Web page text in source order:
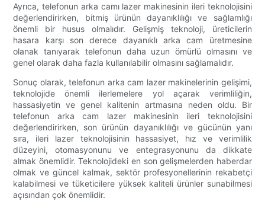
Ayrıca, telefonun arka camı lazer makinesinin ileri teknolojisini
değerlendirirken, bitmiş ürünün dayanıklılığı ve sağlamlığı
önemli bir husus olmalıdır. Gelişmiş teknoloji, üreticilerin
hasara karşı son derece dayanıklı arka cam üretmesine
olanak tanıyarak telefonun daha uzun ömürlü olmasını ve
genel olarak daha fazla kullanılabilir olmasını sağlamalıdır.
Sonuç olarak, telefonun arka cam lazer makinelerinin gelişimi,
teknolojide önemli ilerlemelere yol açarak verimliliğin,
hassasiyetin ve genel kalitenin artmasına neden oldu. Bir
telefonun arka cam lazer makinesinin ileri teknolojisini
değerlendirirken, son ürünün dayanıklılığı ve gücünün yanı
sıra, ileri lazer teknolojisinin hassasiyet, hız ve verimlilik
düzeyini, otomasyonunu ve entegrasyonunu da dikkate
almak önemlidir. Teknolojideki en son gelişmelerden haberdar
olmak ve güncel kalmak, sektör profesyonellerinin rekabetçi
kalabilmesi ve tüketicilere yüksek kaliteli ürünler sunabilmesi
açısından çok önemlidir.